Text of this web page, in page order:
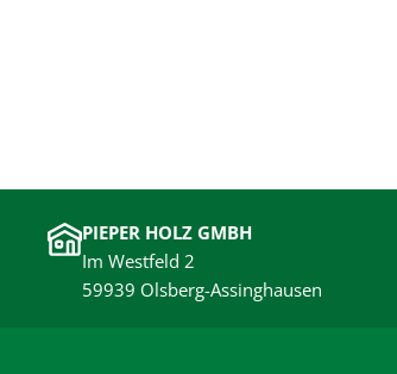
PIEPER HOLZ GMBH
Im Westfeld 2
59939 Olsberg-Assinghausen